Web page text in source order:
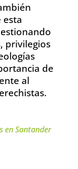
esta
privilegios
de
al
en Santander